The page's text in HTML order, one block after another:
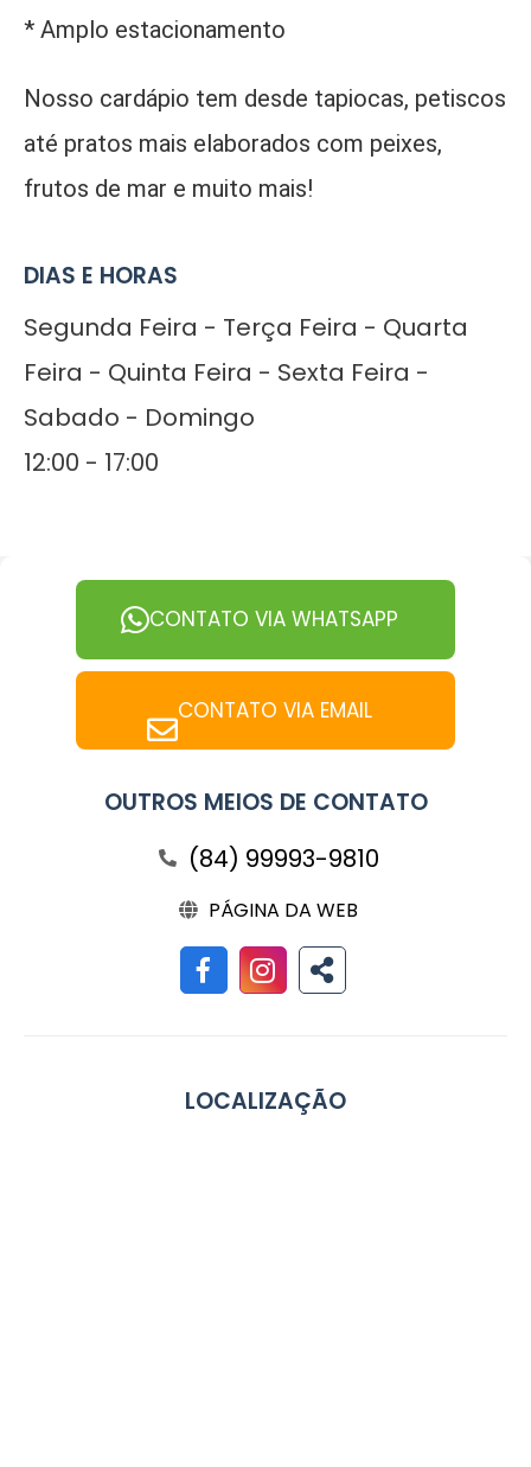
* Amplo estacionamento
Nosso cardápio tem desde tapiocas, petiscos
até pratos mais elaborados com peixes,
frutos de mar e muito mais!
DIAS E HORAS
Segunda Feira - Terça Feira - Quarta
Feira - Quinta Feira - Sexta Feira -
Sabado - Domingo
12:00 - 17:00
CONTATO VIA WHATSAPP
CONTATO VIA EMAIL
OUTROS MEIOS DE CONTATO
(84) 99993-9810
PÁGINA DA WEB
LOCALIZAÇÃO